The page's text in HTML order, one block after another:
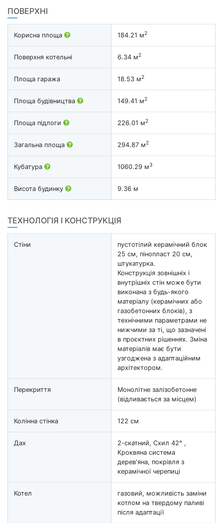
ПОВЕРХНІ
Корисна площа 184.21 м2
Поверхня котельні 6.34 м2
Площа гаража 18.53 м2
Площа будівництва 149.41 м2
Площа підлоги 226.01 м2
Загальна площа 294.87 м2
Кубатура 1060.29 м3
Висота будинку 9.36 м
ТЕХНОЛОГІЯ І КОНСТРУКЦІЯ
Стіни
пустотілий керамічний блок
25 см, пінопласт 20 см,
штукатурка.
Конструкція зовнішніх і
внутрішніх стін може бути
виконана з будь-якого
матеріалу (керамічних або
газобетонних блоків), з
технічними параметрами не
нижчими за ті, що зазначені
в проєктних рішеннях. Зміна
матеріалів має бути
узгоджена з адаптаційним
архітектором.
Перекриття
Монолітне залізобетонне
(відливається за місцем)
Колінна стінка 122 см
Дах
2-скатний, Схил 42° ,
Кроквяна система
дерев'яна, покрівля з
керамічної черепиці
Котел
газовий, можливість заміни
котлом на твердому паливі
після адаптації